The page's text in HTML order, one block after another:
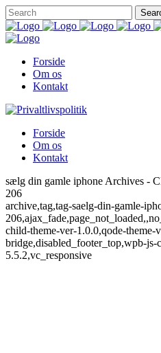
Forside
Om os
Kontakt
Forside
Om os
Kontakt
sælg din gamle iphone Archives -
206
archive,tag,tag-saelg-din-gamle-
child-theme-ver-1.0.0,qode-theme-
bridge,disabled_footer_top,wpb-js-
5.5.2,vc_responsive